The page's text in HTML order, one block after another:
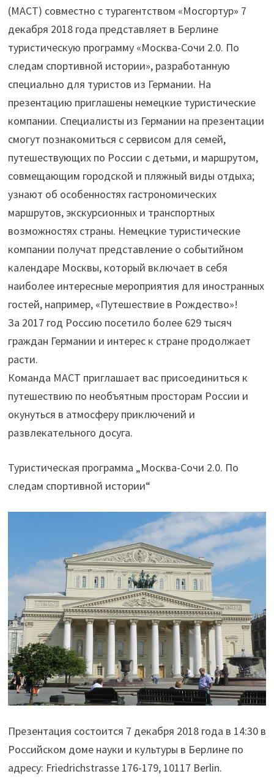
(МАСТ) совместно с турагентством «Мосгортур» 7
декабря 2018 года представляет в Берлине
туристическую программу «Москва-Сочи 2.0. По
следам спортивной истории», разработанную
специально для туристов из Германии. На
презентацию приглашены немецкие туристические
компании. Специалисты из Германии на презентации
смогут познакомиться с сервисом для семей,
путешествующих по России с детьми, и маршрутом,
совмещающим городской и пляжный виды отдыха;
узнают об особенностях гастрономических
маршрутов, экскурсионных и транспортных
возможностях страны. Немецкие туристические
компании получат представление о событийном
календаре Москвы, который включает в себя
наиболее интересные мероприятия для иностранных
гостей, например, «Путешествие в Рождество»!
За 2017 год Россию посетило более 629 тысяч
граждан Германии и интерес к стране продолжает
расти.
Команда МАСТ приглашает вас присоединиться к
путешествию по необъятным просторам России и
окунуться в атмосферу приключений и
развлекательного досуга.
Туристическая программа „Москва-Сочи 2.0. По
следам спортивной истории“
Презентация состоится 7 декабря 2018 года в 14:30 в
Российском доме науки и культуры в Берлине по
адресу: Friedrichstrasse 176-179, 10117 Berlin.